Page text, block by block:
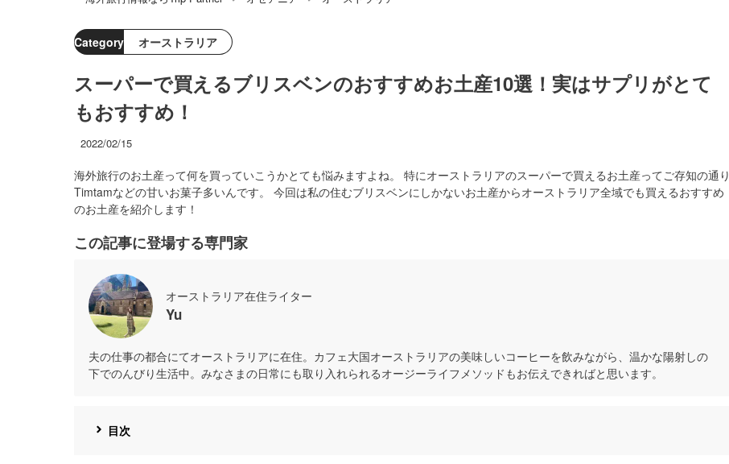
Category オーストラリア
スーパーで買えるブリスベンのおすすめお土産10選！実はサプリがとて
もおすすめ！
2022/02/15
海外旅行のお土産って何を買っていこうかとても悩みますよね。 特にオーストラリアのスーパーで買えるお土産ってご存知の通り
Timtamなどの甘いお菓子多いんです。 今回は私の住むブリスベンにしかないお土産からオーストラリア全域でも買えるおすすめ
のお土産を紹介します！
この記事に登場する専門家
オーストラリア在住ライター
Yu
夫の仕事の都合にてオーストラリアに在住。カフェ大国オーストラリアの美味しいコーヒーを飲みながら、温かな陽射しの
下でのんびり生活中。みなさまの日常にも取り入れられるオージーライフメソッドもお伝えできればと思います。
目次